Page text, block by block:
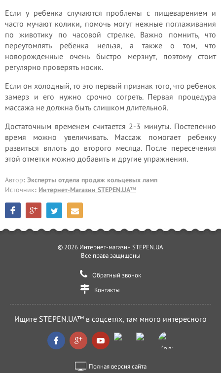
Если у ребенка случаются проблемы с пищеварением и
часто мучают колики, помочь могут нежные поглаживания
по животику по часовой стрелке. Важно помнить, что
переутомлять ребенка нельзя, а также о том, что
новорожденные очень быстро мерзнут, поэтому стоит
регулярно проверять носик.
Если он холодный, то это первый признак того, что ребенок
замерз и его нужно срочно согреть. Первая процедура
массажа не должна быть слишком длительной.
Достаточным временем считается 2-3 минуты. Постепенно
время можно увеличивать. Массаж помогает ребенку
развиться вплоть до второго месяца. После пересечения
этой отметки можно добавить и другие упражнения.
Автор: Эксперты отдела продаж кольцевых ламп
Источник: Интернет-Магазин STEPEN.UA™
© 2026 Интернет-магазин STEPEN.UA
Все права защищены
Обратный звонок
Контакты
Ищите STEPEN.UA™ в соцсетях, там много интересного
Полная версия сайта